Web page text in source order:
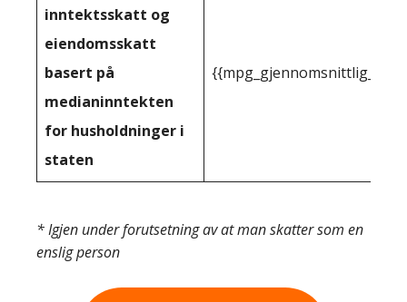
inntektsskatt og
eiendomsskatt
basert på
medianinntekten
for husholdninger i
staten
* Igjen under forutsetning av at man skatter som en
enslig person